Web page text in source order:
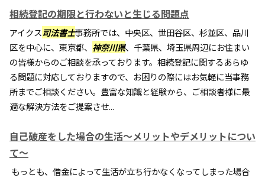
相続登記の期限と行わないと生じる問題点
アイクス司法書士事務所では、中央区、世田谷区、杉並区、品川
区を中心に、東京都、 神奈川県、千葉県、埼玉県周辺にお住まい
の皆様からのご相談を承っております。相続登記に関するあらゆ
る問題に対応しておりますので、お困りの際にはお気軽に当事務
所までご相談ください。豊富な知識と経験から、ご相談者様に最
適な解決方法をご提案させ...
自己破産をした場合の生活～メリットやデメリットについ
て～
もっとも、借金によって生活が立ち行かなくなってしまった場合